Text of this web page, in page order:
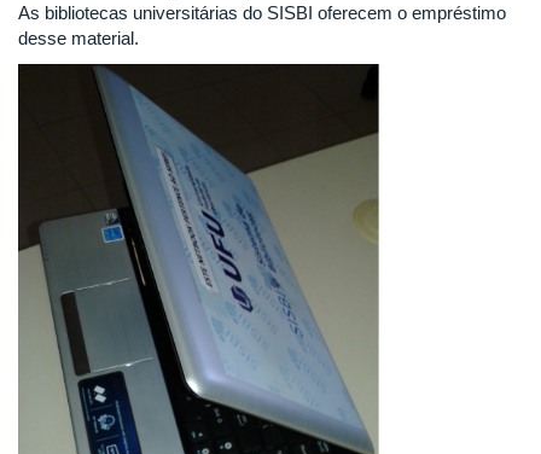
As bibliotecas universitárias do SISBI oferecem o empréstimo
desse material.